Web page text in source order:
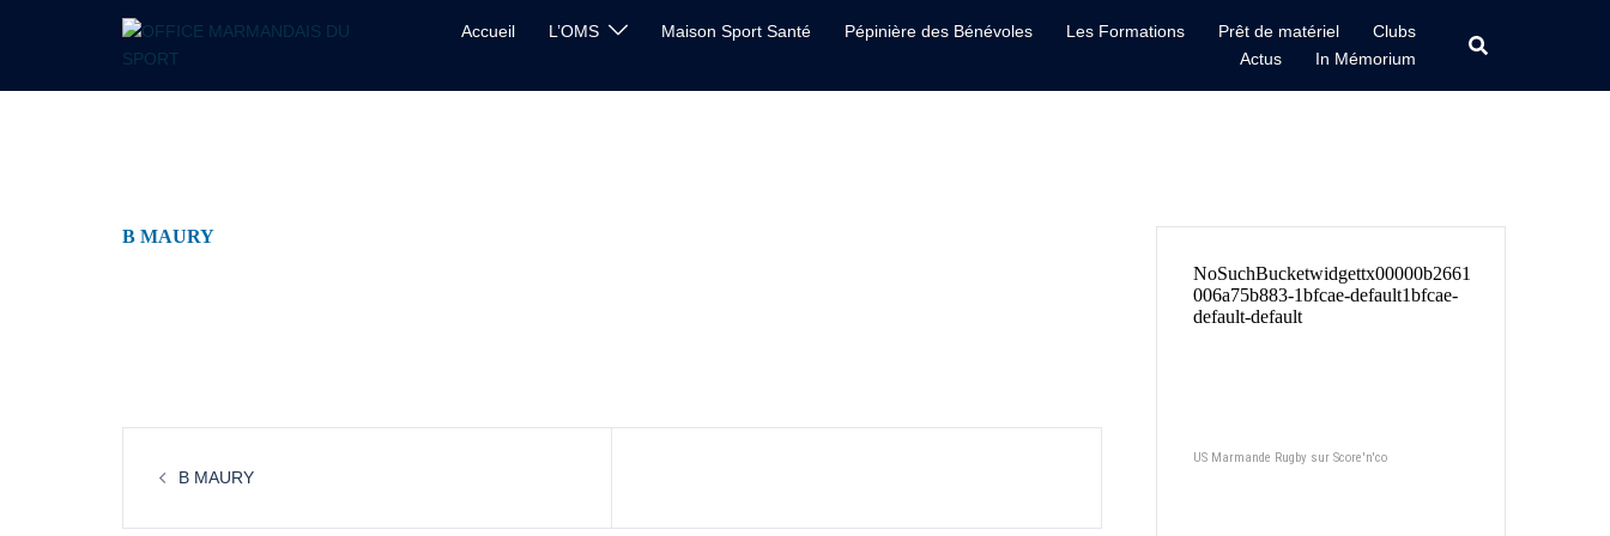
Accueil L’OMS Maison Sport Santé Pépinière des Bénévoles Les Formations Prêt de matériel
Clubs
Actus
In Mémorium
B MAURY
B MAURY
US Marmande Rugby sur Score'n'co